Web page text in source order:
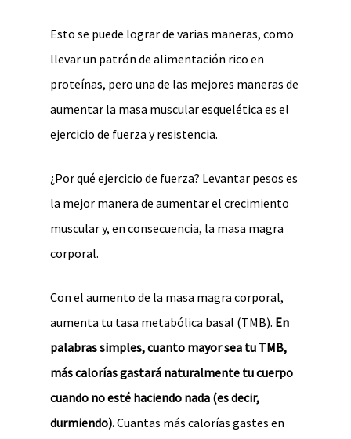
Esto se puede lograr de varias maneras, como
llevar un patrón de alimentación rico en
proteínas, pero una de las mejores maneras de
aumentar la masa muscular esquelética es el
ejercicio de fuerza y resistencia.
¿Por qué ejercicio de fuerza? Levantar pesos es
la mejor manera de aumentar el crecimiento
muscular y, en consecuencia, la masa magra
corporal.
Con el aumento de la masa magra corporal,
aumenta tu tasa metabólica basal (TMB). En
palabras simples, cuanto mayor sea tu TMB,
más calorías gastará naturalmente tu cuerpo
cuando no esté haciendo nada (es decir,
durmiendo).Cuantas más calorías gastes en